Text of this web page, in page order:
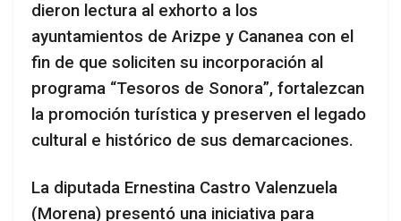
dieron lectura al exhorto a los
ayuntamientos de Arizpe y Cananea con el
fin de que soliciten su incorporación al
programa “Tesoros de Sonora”, fortalezcan
la promoción turística y preserven el legado
cultural e histórico de sus demarcaciones.
La diputada Ernestina Castro Valenzuela
(Morena) presentó una iniciativa para